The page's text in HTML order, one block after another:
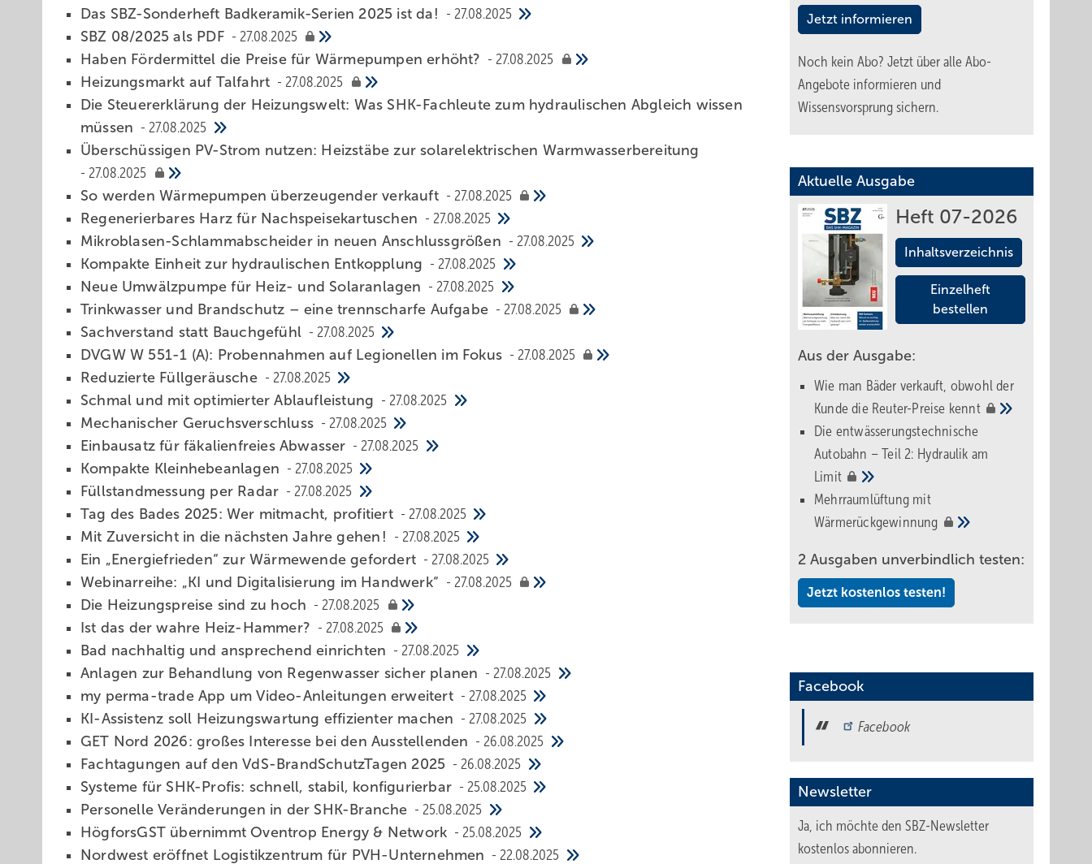
Das SBZ-Sonder­heft Bad­ke­ra­mik-Serien 2025 ist da!
27.08.2025
SBZ 08/2025 als PDF
27.08.2025
Haben Fördermittel die Preise für Wärmepumpen erhöht?
27.08.2025
Heizungsmarkt auf Talfahrt
27.08.2025
Di e Steuererklärung der Heizungswelt: Was SHK-Fachleute zum hydraulischen Abgleich wissen
müssen
27.08.2025
Ü berschüssigen PV-Strom nutzen: Heizstäbe zur solarelektrischen Warmwasserbereitung
27.08.2025
So werden Wärmepumpen überzeugender verkauft
27.08.2025
Regenerierbares Harz für Nachspeisekartuschen
27.08.2025
Mikr oblasen-Schlamm­abscheider in neuen Anschlussgrößen
27.08.2025
Kompakte Einheit zur hydraulischen Entkopplung
27.08.2025
Neu e Umwälzpumpe für Heiz- und Solaranlagen
27.08.2025
Trinkwasser und Brandschutz – eine trennscharfe Aufgabe
27.08.2025
Sachverstand statt Bauchgefühl
27.08.2025
DVGW W 551-1 (A): Probennahmen auf Legionellen im Fokus
27.08.2025
Reduzierte ­Füllgeräusche
27.08.2025
Schmal und mit optimierter ­Ablaufleistung
27.08.2025
Mechanischer ­Geruchs­verschluss
27.08.2025
Einbausatz für fäkalienfreies Abwasser
27.08.2025
Kompakte ­Kleinhebeanlagen
27.08.2025
Füllstandmessung per Radar
27.08.2025
Tag des Bades 2025: Wer mitmacht, profitiert
27.08.2025
Mit Zuversicht in die nächsten Jahre gehen !
27.08.2025
Ein „Energiefrieden“ zur Wärmewende gefordert
27.08.2025
Webinarreihe: „KI und Digitalisierung im Handwerk“
27.08.2025
Die Heizungspreise sind zu hoch
27.08.2025
Ist das der wahre Heiz-Hammer?
27.08.2025
Bad nachhaltig und ansprechend einrichten
27.08.2025
Anlagen zur Be­hand­lung von Regen­was­ser sicher planen
27.08.2025
my perma-trade App um Video-An­lei­tun­gen er­wei­tert
27.08.2025
KI-Assistenz soll Hei­zungs­war­tung ef­fi­zi­en­ter ma­chen
27.08.2025
GET Nord 2026: großes Interesse bei den Ausstellenden
26.08.2025
Fachtagungen auf den VdS-Brand­Schutz­Ta­gen 2025
26.08.2025
Systeme für SHK-Profis: schnell, stabil, kon­fi­gu­rier­bar
25.08.2025
Personelle Ver­än­de­run­gen in der SHK-Bran­che
25.08.2025
HögforsGST über­nimmt Oven­trop En­er­gy & Net­work
25.08.2025
Nordwest eröffnet Lo­gis­tik­zen­trum für PVH-Un­ter­neh­men
22.08.2025
Jetzt informieren
Noch kein Abo? Jetzt über alle Abo-
Angebote informieren und
Wissensvorsprung sichern.
Aktuelle Ausgabe
Heft 07-2026
Inhaltsverzeichnis
Einzelheft
bestellen
Aus der Ausgabe:
Wie man Bäder verkauft, obwohl der
Kunde die Reuter-Preise kennt
Die entwässerungstechnische
Autobahn – Teil 2: Hydraulik am
Limit
Mehrraumlüftung mit
Wärmerückgewinnung
2 Ausgaben unverbindlich testen:
Jetzt kostenlos testen!
Facebook
Facebook
Newsletter
Ja, ich möchte den SBZ-Newsletter
kostenlos abonnieren.